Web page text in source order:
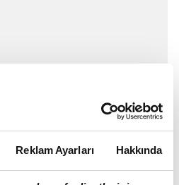
Reklam Ayarları Hakkında